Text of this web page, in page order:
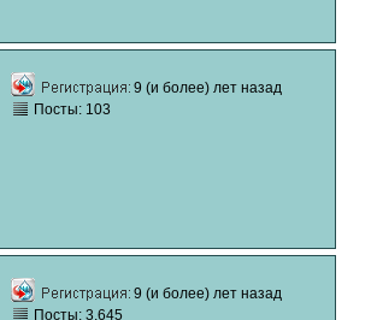
9 (и более) лет назад
Посты: 103
9 (и более) лет назад
Посты: 3,645